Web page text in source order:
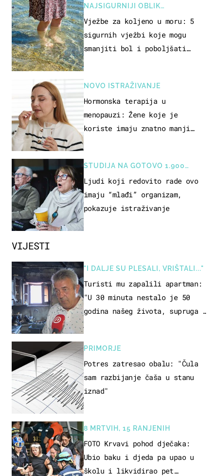
VIJESTI
"I DALJE SU PLESALI, VRIŠTALI..."
Turisti mu zapalili apartman:
"U 30 minuta nestalo je 50
godina našeg života, supruga i
PRIMORJE
Potres zatresao obalu: "Čula
sam razbijanje čaša u stanu
iznad"
8 MRTVIH, 15 RANJENIH
FOTO Krvavi pohod dječaka:
Ubio baku i djeda pa upao u
školu i likvidirao pet
NAJSIGURNIJI OBLIK
REKREACIJE
Vježbe za koljeno u moru: 5
sigurnih vježbi koje mogu
smanjiti bol i poboljšati
NOVO ISTRAŽIVANJE
Hormonska terapija u
menopauzi: Žene koje je
koriste imaju znatno manji
STUDIJA NA GOTOVO 1.900
OSOBA
Ljudi koji redovito rade ovo
imaju “mlađi” organizam,
pokazuje istraživanje